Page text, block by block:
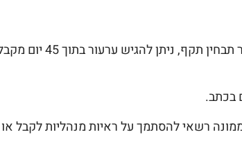
במקרים בהם מבוטל הרישיון, בשל אחד הטעמים כמו
בכתב.
רשאי להסתמך על ראיות מנהליות לקבל